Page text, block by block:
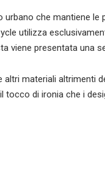
urbano che mantiene
utilizza
viene presentata una
altri materiali altrimenti
tocco di ironia che i